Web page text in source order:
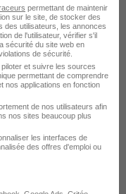
il y a 17 jours
permettant de maintenir
sur le site, de stocker des
des utilisateurs, les annonces
de l'utilisateur, vérifier s'il
sécurité du site web en
de sécurité.
et suivre les sources
permettant de comprendre
nos applications en fonction
de nos utilisateurs afin
nos sites beaucoup plus
les interfaces de
des offres d'emploi ou